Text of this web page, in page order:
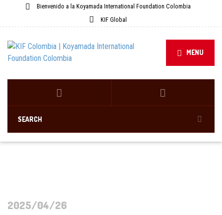
Bienvenido a la Koyamada International Foundation Colombia
KIF Global
MENU
2025/04/26